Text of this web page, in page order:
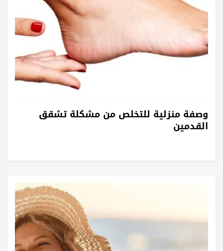
وصفة منزلية للتخلص من مشكلة تشقق
القدمين